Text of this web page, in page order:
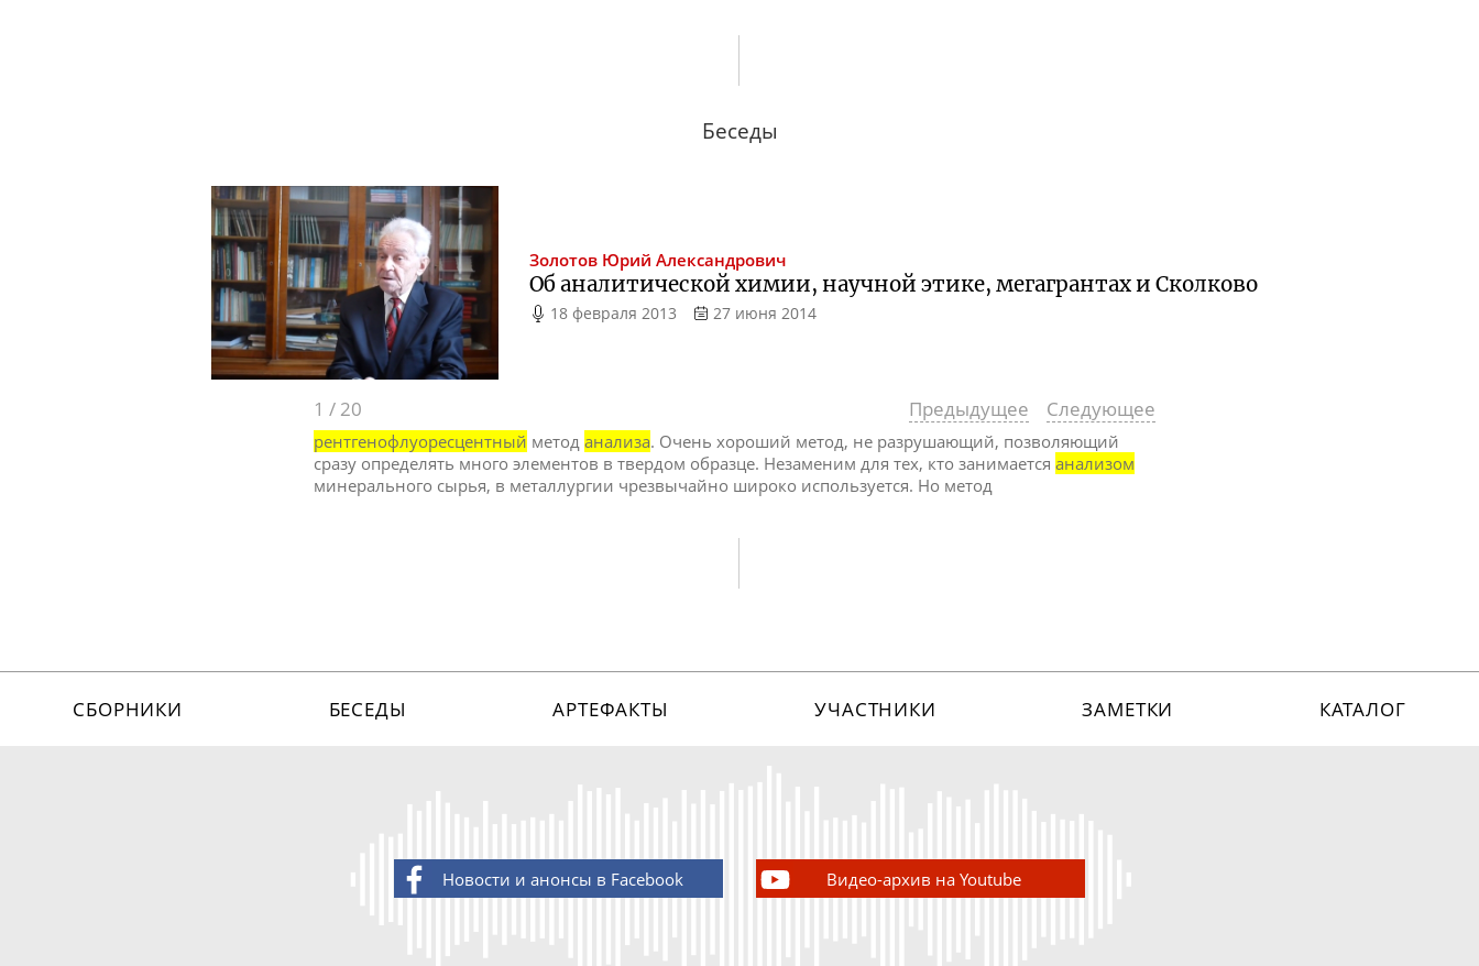
Беседы
Золотов Юрий Александрович
Об аналитической химии, научной этике, мегагрантах и Сколково
18 февраля 2013 27 июня 2014
1 / 20 Предыдущее Следующее
рентгенофлуоресцентный методанализа. Очень хороший метод, не разрушающий, позволяющий
сразу определять много элементов в твердом образце. Незаменим для тех, кто занимаетсяанализом
минерального сырья, в металлургии чрезвычайно широко используется. Но метод
СБОРНИКИ БЕСЕДЫ АРТЕФАКТЫ УЧАСТНИКИ ЗАМЕТКИ КАТАЛОГ
Новости и анонсы в Facebook Видео-архив на Youtube